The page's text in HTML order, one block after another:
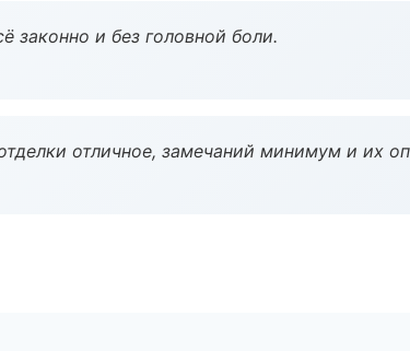
законно и без головной боли.
отличное, замечаний минимум и их